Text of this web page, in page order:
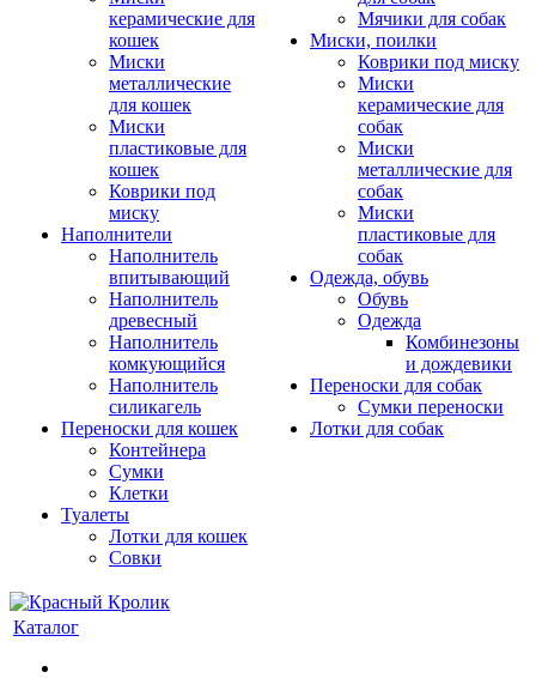
керамические для
кошек
Миски
металлические
для кошек
Миски
пластиковые для
кошек
Коврики под
миску
Наполнители
Наполнитель
впитывающий
Наполнитель
древесный
Наполнитель
комкующийся
Наполнитель
силикагель
Переноски для кошек
Контейнера
Сумки
Клетки
Туалеты
Лотки для кошек
Совки
Мячики для собак
Миски, поилки
Коврики под миску
Миски
керамические для
собак
Миски
металлические для
собак
Миски
пластиковые для
собак
Одежда, обувь
Обувь
Одежда
Комбинезоны
и дождевики
Переноски для собак
Сумки переноски
Лотки для собак
Каталог